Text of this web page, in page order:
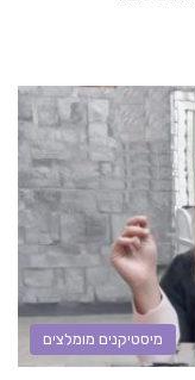
מיסטיקנים מומלצים